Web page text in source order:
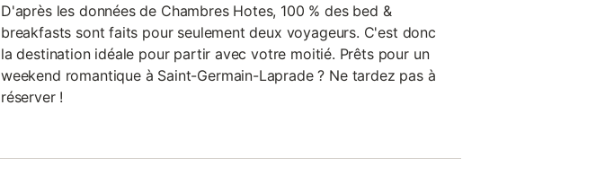
D'après les données de Chambres Hotes, 100 % des bed &
breakfasts sont faits pour seulement deux voyageurs. C'est donc
la destination idéale pour partir avec votre moitié. Prêts pour un
weekend romantique à Saint-Germain-Laprade ? Ne tardez pas à
réserver !